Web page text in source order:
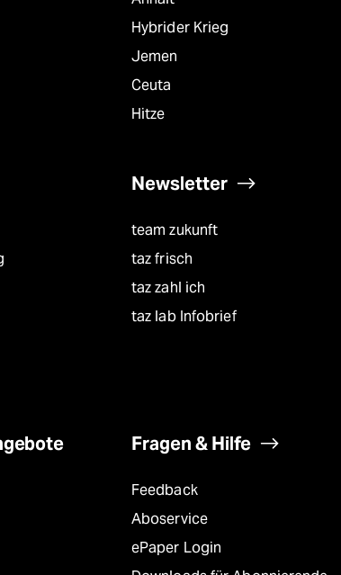
Hybrider Krieg
Jemen
Ceuta
Hitze
Newsletter
team zukunft
taz frisch
taz zahl ich
taz lab Infobrief
Fragen & Hilfe
Feedback
Aboservice
ePaper Login